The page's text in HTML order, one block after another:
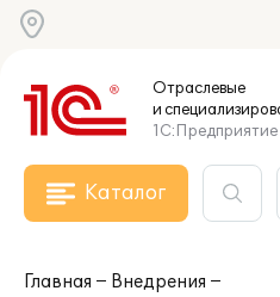
Отраслевые
и
1С:Предприятие
Каталог
Главная
Внедрения